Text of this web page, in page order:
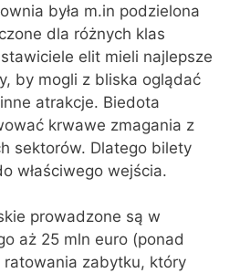
była m.in podzielona
dla różnych klas
elit mieli najlepsze
by mogli z bliska oglądać
atrakcje. Biedota
krwawe zmagania z
sektorów. Dlatego bilety
właściwego wejścia.
prowadzone są w
aż 25 mln euro (ponad
ratowania zabytku, który